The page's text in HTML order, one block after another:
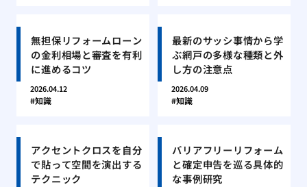
無担保リフォームローン
の金利相場と審査を有利
に進めるコツ
2026.04.12
知識
最新のサッシ事情から学
ぶ網戸の多様な種類と外
し方の注意点
2026.04.09
知識
アクセントクロスを自分
で貼って空間を演出する
テクニック
バリアフリーリフォーム
と確定申告を巡る具体的
な事例研究